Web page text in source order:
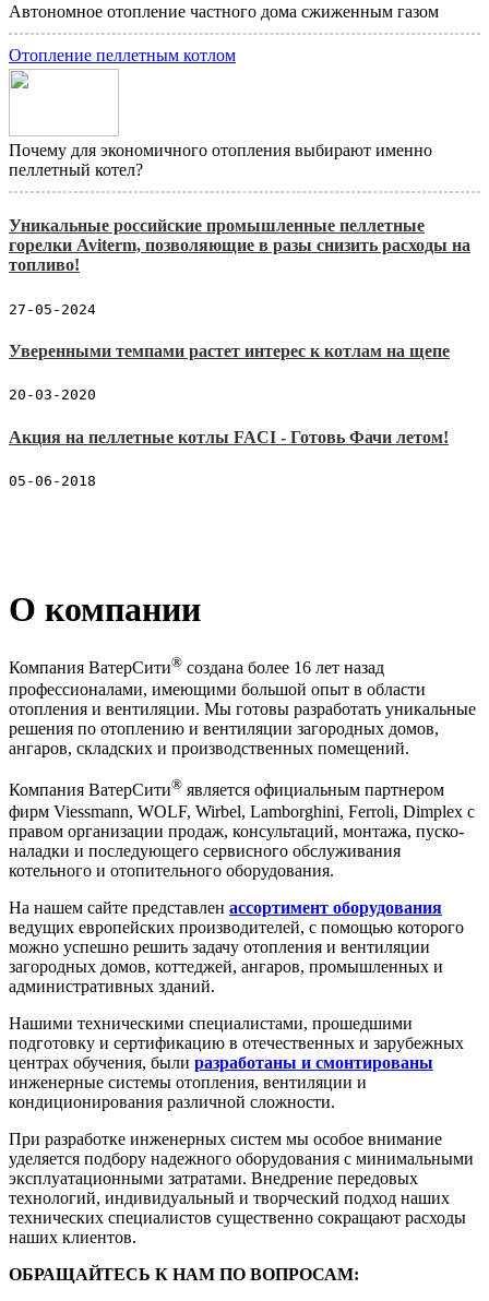
Автономное отопление частного дома сжиженным газом
Отопление пеллетным котлом
Почему для экономичного отопления выбирают именно
пеллетный котел?
Уникальные российские промышленные пеллетные
горелки Aviterm, позволяющие в разы снизить расходы на
топливо!
27-05-2024
Уверенными темпами растет интерес к котлам на щепе
20-03-2020
Акция на пеллетные котлы FACI - Готовь Фачи летом!
05-06-2018
О компании
Компания ВатерСити® создана более 16 лет назад
профессионалами, имеющими большой опыт в области
отопления и вентиляции. Мы готовы разработать уникальные
решения по отоплению и вентиляции загородных домов,
ангаров, складских и производственных помещений.
Компания ВатерСити® является официальным партнером
фирм Viessmann, WOLF, Wirbel, Lamborghini, Ferroli, Dimplex с
правом организации продаж, консультаций, монтажа, пуско-
наладки и последующего сервисного обслуживания
котельного и отопительного оборудования.
На нашем сайте представлен ассортимент оборудования
ведущих европейских производителей, с помощью которого
можно успешно решить задачу отопления и вентиляции
загородных домов, коттеджей, ангаров, промышленных и
административных зданий.
Нашими техническими специалистами, прошедшими
подготовку и сертификацию в отечественных и зарубежных
центрах обучения, были разработаны и смонтированы
инженерные системы отопления, вентиляции и
кондиционирования различной сложности.
При разработке инженерных систем мы особое внимание
уделяется подбору надежного оборудования с минимальными
эксплуатационными затратами. Внедрение передовых
технологий, индивидуальный и творческий подход наших
технических специалистов существенно сокращают расходы
наших клиентов.
ОБРАЩАЙТЕСЬ К НАМ ПО ВОПРОСАМ: